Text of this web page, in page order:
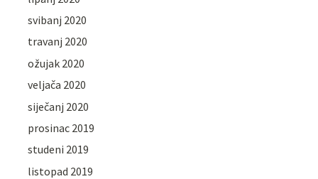
svibanj 2020
travanj 2020
ožujak 2020
veljača 2020
siječanj 2020
prosinac 2019
studeni 2019
listopad 2019